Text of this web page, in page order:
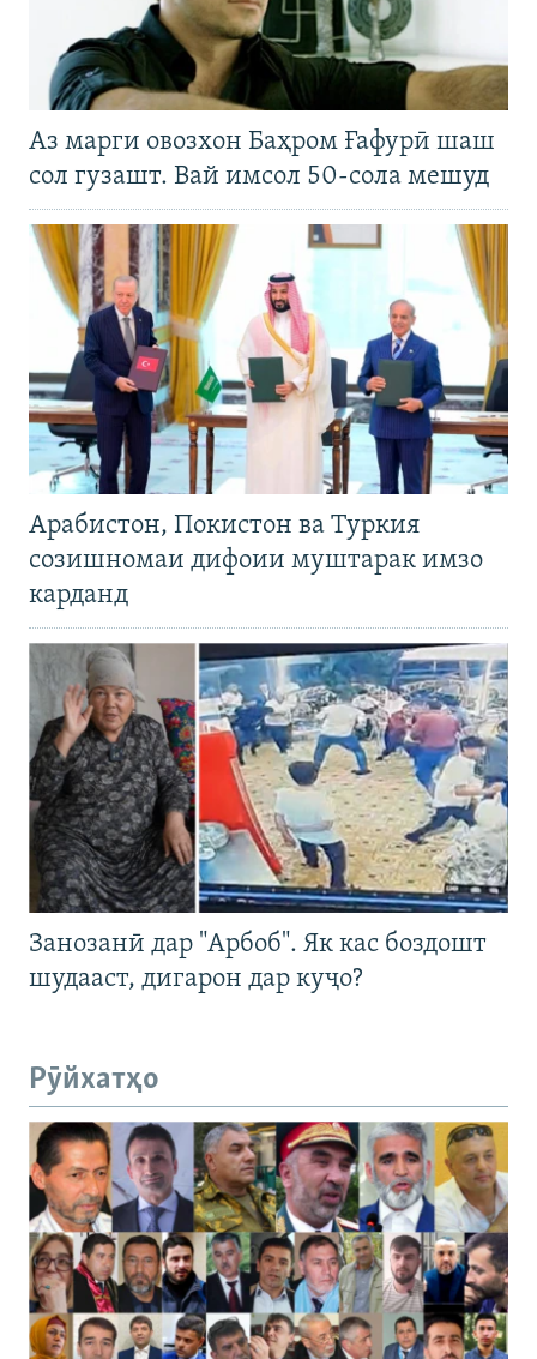
Аз марги овозхон Баҳром Ғафурӣ шаш
сол гузашт. Вай имсол 50-сола мешуд
Арабистон, Покистон ва Туркия
созишномаи дифоии муштарак имзо
карданд
Занозанӣ дар "Арбоб". Як кас боздошт
шудааст, дигарон дар куҷо?
Рӯйхатҳо